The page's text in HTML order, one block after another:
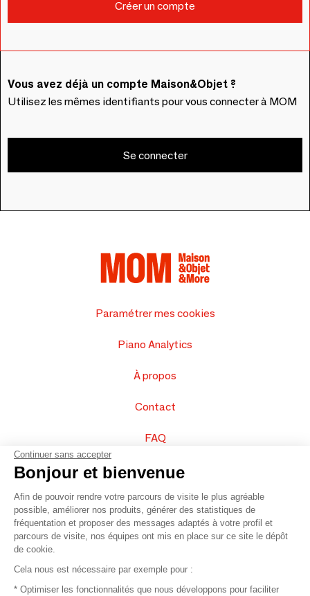
Vous avez déjà un compte Maison&Objet ?
Utilisez les mêmes identifiants pour vous connecter à MOM
Se connecter
Paramétrer mes cookies
Piano Analytics
À propos
Contact
FAQ
Vendez vos produits
Plan du site
© 2016 –Organisation SAFI
Continuer sans accepter
Bonjour et bienvenue
Afin de pouvoir rendre votre parcours de visite le plus agréable
possible, améliorer nos produits, générer des statistiques de
fréquentation et proposer des messages adaptés à votre profil et
parcours de visite, nos équipes ont mis en place sur ce site le dépôt
de cookie.
Cela nous est nécessaire par exemple pour :
* Optimiser les fonctionnalités que nous développons pour faciliter